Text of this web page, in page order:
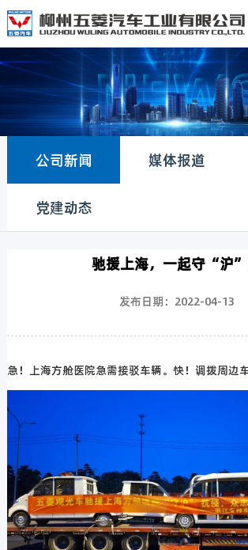
公司新闻 媒体报道
党建动态
驰援上海，一起守“沪”
发布日期：2022-04-13
急！上海方舱医院急需接驳车辆。快！调拨周边